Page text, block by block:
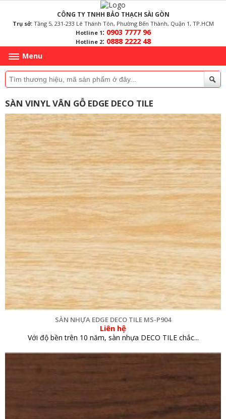
CÔNG TY TNHH BẢO THẠCH SÀI GÒN
Trụ sở:Tầng 5, 231-233 Lê Thánh Tôn, Phường Bến Thành, Quận 1, TP.HCM
Hotline 1: 0903 7777 96
Hotline 2: 0888 2222 48
Menu
SÀN VINYL VÂN GỖ EDGE DECO TILE
SÀN NHỰA EDGE DECO TILE MS-P904
Liên hệ
Với độ bền trên 10 năm, sàn nhựa DECO TILE chắc...